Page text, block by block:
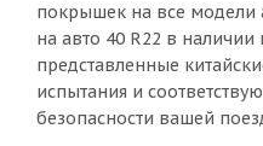
покрышек на все модели
на авто 40 R22 в наличии
представленные
испытания и
безопасности вашей